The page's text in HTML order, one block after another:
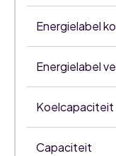
set
aantalEnergielabel
Energielabel
Koelcapaciteit
Capaciteit